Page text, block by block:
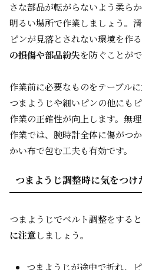
さな部品が転がらないよう柔ら
明るい場所で作業しましょう。
ピンが見落とされない環境を作
の損傷や部品紛失を防ぐことがで
作業前に必要なものをテーブル
つまようじや細いピンの他にも
作業の正確性が向上します。無
作業では、腕時計全体に傷がつ
かい布で包む工夫も有効です。
つまようじ調整時に気をつけ
つまようじでベルト調整をすると
に注意しましょう。
つまようじが途中で折れ、